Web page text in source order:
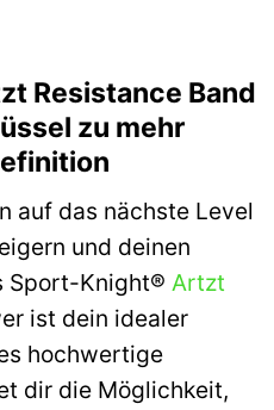
Resistance Band
zu mehr
auf das nächste Level
und deinen
Sport-Knight® Artzt
ist dein idealer
hochwertige
dir die Möglichkeit,